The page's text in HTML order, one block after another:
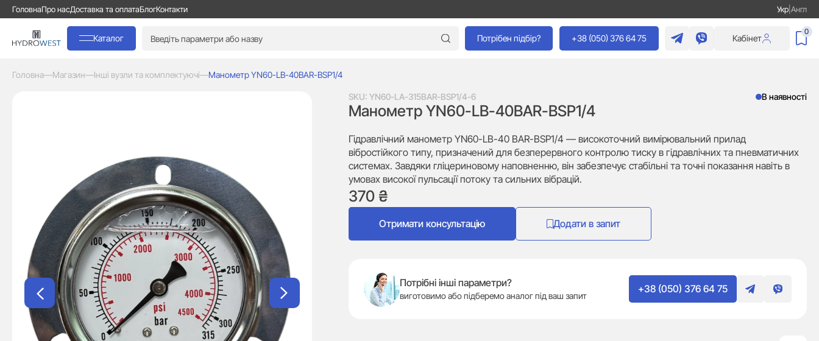
ГоловнаПро насДоставка та оплатаБлогКонтакти Укр| Англ
Каталог Потрібен підбір? +38 (050) 376 64 75 Кабінет
0
Головна—Магазин—Інші вузли та комплектуючі—Манометр YN60-LB-40BAR-BSP1/4
SKU: YN60-LA-315BAR-BSP1/4-6 В наявності
Манометр YN60-LB-40BAR-BSP1/4
Гідравлічний манометр YN60-LB-40 BAR-BSP1/4 — високоточний вимірювальний прилад
вібростійкого типу, призначений для безперервного контролю тиску в гідравлічних та пневматичних
системах. Завдяки гліцериновому наповненню, він забезпечує стабільні та точні показання навіть в
умовах високої пульсації потоку та сильних вібрацій.
370 ₴
Отримати консультацію Додати в запит
Потрібні інші параметри?
виготовимо або підберемо аналог під ваш запит
+38 (050) 376 64 75